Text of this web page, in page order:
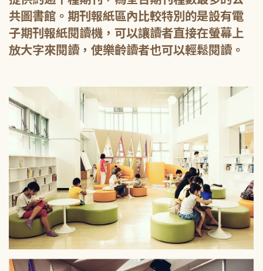
共圖書館。期刊報紙區內比較特別的是設有電
子期刊報紙閱讀機，可以讓讀者直接在螢幕上
放大字來閱讀，使樂齡讀者也可以輕鬆閱讀。